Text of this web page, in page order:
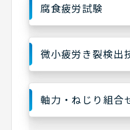
腐食疲労試験
微小疲労き裂検出
軸力・ねじり組合せ荷重